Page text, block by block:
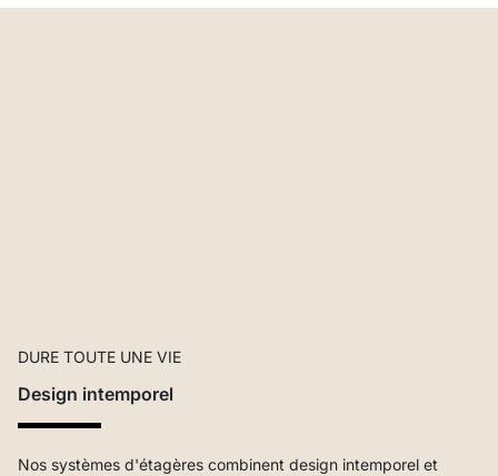
DURE TOUTE UNE VIE
Design intemporel
Nos systèmes d'étagères combinent design intemporel et